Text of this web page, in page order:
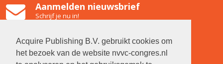
Acquire Publishing B.V. gebruikt cookies om
het bezoek van de website nvvc-congres.nl
Aanmelden nieuwsbrief
Schrijf je nu in!
Emmastraat 2, 1211 NG Hilversum
Contact